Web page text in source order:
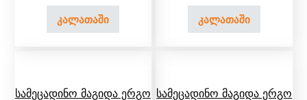
კალათაში კალათაში
Სამეცადინო Მაგიდა Ერგო Სამეცადინო Მაგიდა Ერგო